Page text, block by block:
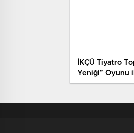
İKÇÜ Tiyatro
Yeniği” Oyunu